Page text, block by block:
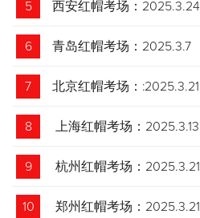
5 西安红帽考场：2025.3.24
6 青岛红帽考场：2025.3.7
7 北京红帽考场：:2025.3.21
8 上海红帽考场：2025.3.13
9 杭州红帽考场：2025.3.21
10 郑州红帽考场：2025.3.21